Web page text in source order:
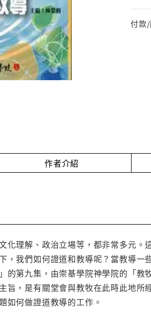
付款
作者介紹
化理解、政治立場等，都非常多元
，我們如何證道和教導呢？當教導
的第九集，由崇基學院神學院的「
旨，是有關堂會與教牧在此時此地
如何做證道教導的工作。